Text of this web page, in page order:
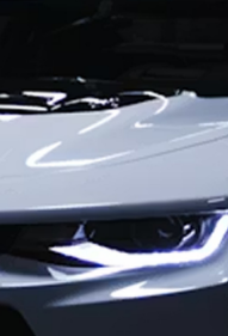
Aanbod
Verkocht
Contact